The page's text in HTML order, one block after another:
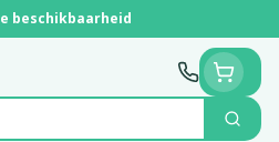
beschikbaarheid
Zoek